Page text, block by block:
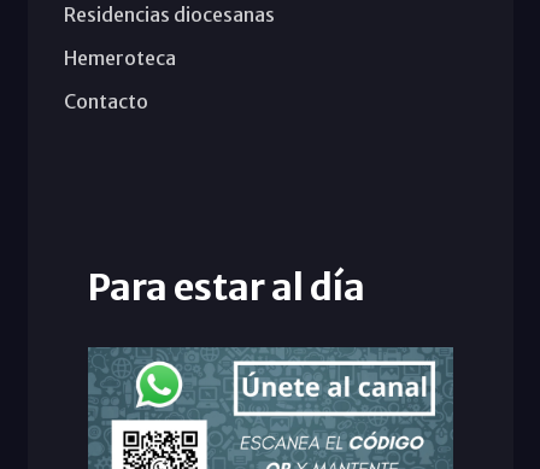
Residencias diocesanas
Hemeroteca
Contacto
Para estar al día